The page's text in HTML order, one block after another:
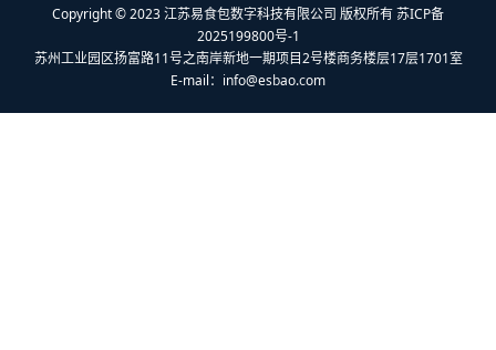
Copyright © 2023 江苏易食包数字科技有限公司 版权所有 苏ICP备
2025199800号-1
苏州工业园区扬富路11号之南岸新地一期项目2号楼商务楼层17层1701室
E-mail： info@esbao.com